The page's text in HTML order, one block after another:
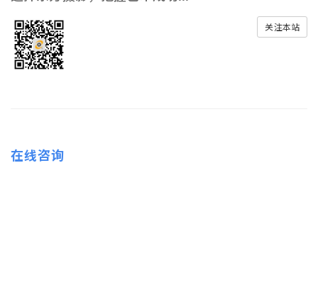
关注本站
在线咨询